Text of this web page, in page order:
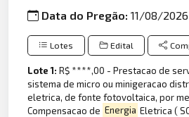
Data do Pregão:11/08/2026
Lotes Edital
Lote 1:R$ ****,00 - Prestacao de
sistema de micro ou minigeracao
eletrica, de fonte fotovoltaica, por
Compensacao de Energia Eletrica (